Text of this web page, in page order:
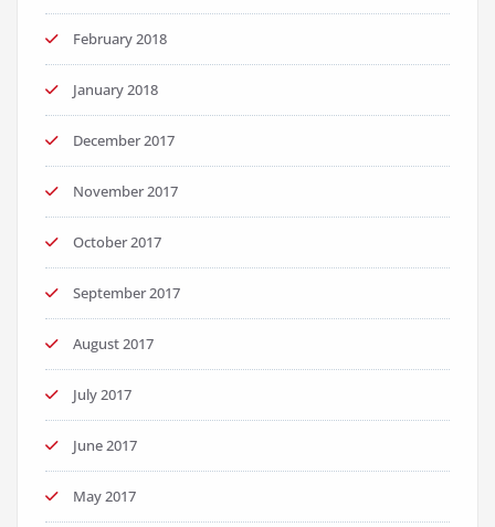
February 2018
January 2018
December 2017
November 2017
October 2017
September 2017
August 2017
July 2017
June 2017
May 2017